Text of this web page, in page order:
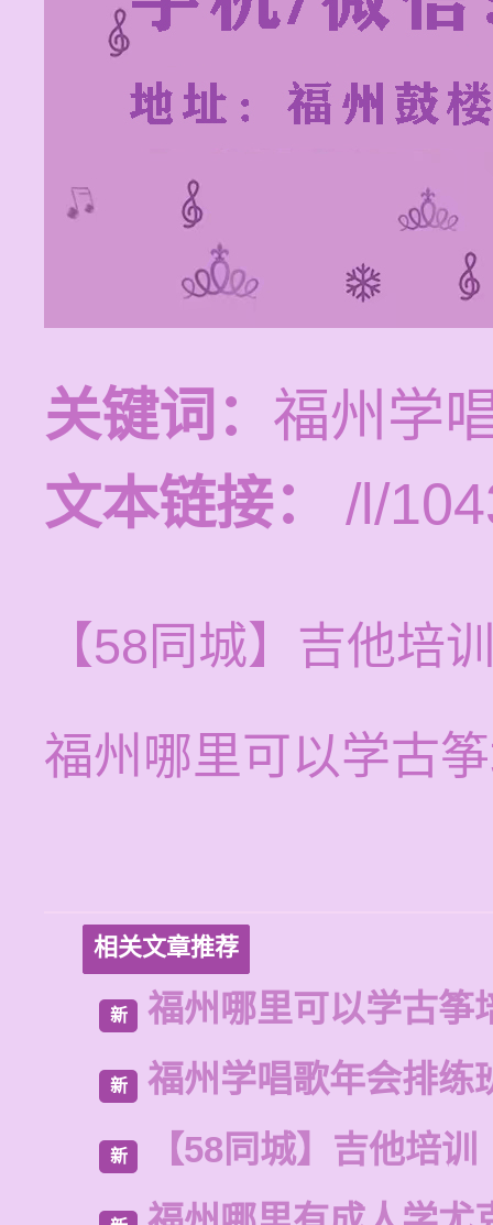
关键词： 福州学
文本链接：
/l/
【58同城】吉他培
福州哪里可以学古
相关文章推荐
新 福州哪里可以学古筝
新 福州学唱歌年会排练
新 【58同城】吉他培训